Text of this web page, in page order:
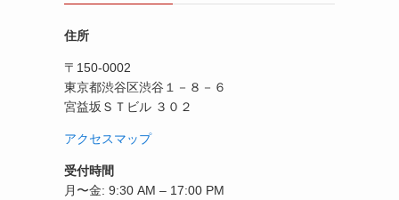
住所
〒150-0002
東京都渋谷区渋谷１－８－６
宮益坂ＳＴビル ３０２
アクセスマップ
受付時間
月〜金: 9:30 AM – 17:00 PM